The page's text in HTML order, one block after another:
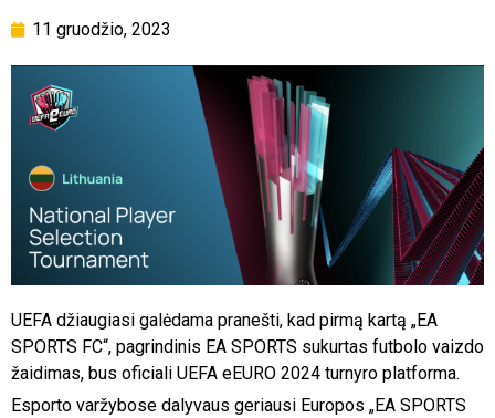
11 gruodžio, 2023
UEFA džiaugiasi galėdama pranešti, kad pirmą kartą „EA
SPORTS FC“, pagrindinis EA SPORTS sukurtas futbolo vaizdo
žaidimas, bus oficiali UEFA eEURO 2024 turnyro platforma.
Esporto varžybose dalyvaus geriausi Europos „EA SPORTS